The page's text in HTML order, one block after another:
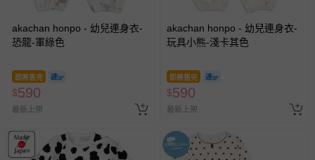
akachan honpo - 幼兒連身衣-
恐龍-軍綠色
即將售完
$590
最新上架
akachan honpo - 幼兒連身衣-
玩具小熊-淺卡其色
即將售完
$590
最新上架